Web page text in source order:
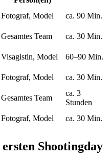
Fotograf, Model
ca. 90 Min.
Gesamtes Team
ca. 30 Min.
Visagistin, Model
60–90 Min.
Fotograf, Model
ca. 30 Min.
Gesamtes Team
ca. 3
Stunden
Fotograf, Model ca. 30 Min.
Shootingday